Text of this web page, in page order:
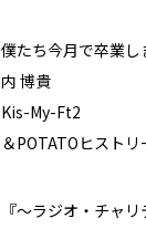
僕たち今月で卒業し
内 博貴
Kis-My-Ft2
＆POTATOヒストリ
『～ラジオ・チャ